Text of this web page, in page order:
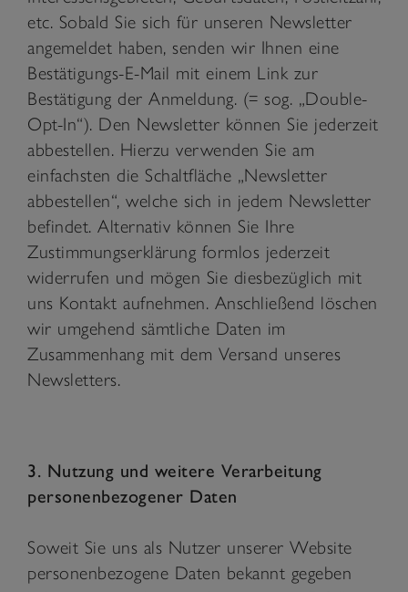
etc. Sobald Sie sich für unseren Newsletter
angemeldet haben, senden wir Ihnen eine
Bestätigungs-E-Mail mit einem Link zur
Bestätigung der Anmeldung. (= sog. „Double-
Opt-In“). Den Newsletter können Sie jederzeit
abbestellen. Hierzu verwenden Sie am
einfachsten die Schaltfläche „Newsletter
abbestellen“, welche sich in jedem Newsletter
befindet. Alternativ können Sie Ihre
Zustimmungserklärung formlos jederzeit
widerrufen und mögen Sie diesbezüglich mit
uns Kontakt aufnehmen. Anschließend löschen
wir umgehend sämtliche Daten im
Zusammenhang mit dem Versand unseres
Newsletters.
3. Nutzung und weitere Verarbeitung
personenbezogener Daten
Soweit Sie uns als Nutzer unserer Website
personenbezogene Daten bekannt gegeben